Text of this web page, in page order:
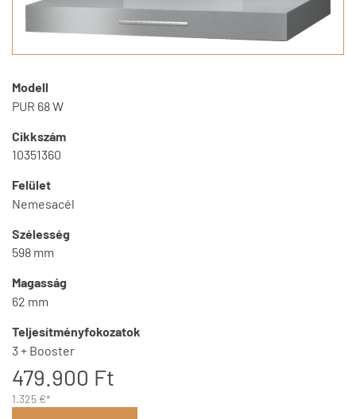
Modell
PUR 68 W
Cikkszám
10351360
Felület
Nemesacél
Szélesség
598 mm
Magasság
62 mm
Teljesítményfokozatok
3 + Booster
479.900 Ft
1.325 €*